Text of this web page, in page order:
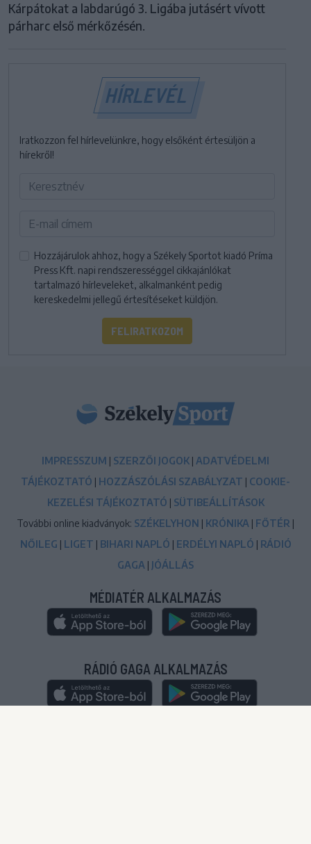
Kárpátokat a labdarúgó 3. Ligába jutásért vívott
párharc első mérkőzésén.
HÍRLEVÉL
Iratkozzon fel hírlevelünkre, hogy elsőként értesüljön a
hírekről!
Hozzájárulok ahhoz, hogy a Székely Sportot kiadó Príma
Press Kft. napi rendszerességgel cikkajánlókat
tartalmazó hírleveleket, alkalmanként pedig
kereskedelmi jellegű értesítéseket küldjön.
FELIRATKOZOM
IMPRESSZUM | SZERZŐI JOGOK | ADATVÉDELMI
TÁJÉKOZTATÓ | HOZZÁSZÓLÁSI SZABÁLYZAT | COOKIE-
KEZELÉSI TÁJÉKOZTATÓ | SÜTIBEÁLLÍTÁSOK
További online kiadványok: SZÉKELYHON | KRÓNIKA | FŐTÉR |
NŐILEG | LIGET | BIHARI NAPLÓ | ERDÉLYI NAPLÓ | RÁDIÓ
GAGA | JÓÁLLÁS
MÉDIATÉR ALKALMAZÁS
RÁDIÓ GAGA ALKALMAZÁS